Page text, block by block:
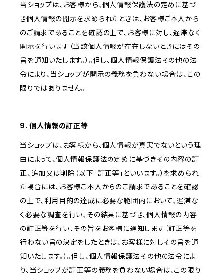
当ショップは、お客様から、個人情報保護法の定めに基づ
き個人情報の開示を求められたときは、お客様ご本人から
のご請求であることを確認の上で、お客様に対し、遅滞なく
開示を行います（当該個人情報が存在しないときにはその
旨を通知いたします。）。但し、個人情報保護法その他の法
令により、当ショップが開示の義務を負わない場合は、この
限りではありません。
9. 個人情報の訂正等
当ショップは、お客様から、個人情報が真実でないという理
由によって、個人情報保護法の定めに基づきその内容の訂
正、追加又は削除（以下「訂正等」といいます。）を求められ
た場合には、お客様ご本人からのご請求であることを確認
の上で、利用目的の達成に必要な範囲内において、遅滞な
く必要な調査を行い、その結果に基づき、個人情報の内容
の訂正等を行い、その旨をお客様に通知します（訂正等を
行わない旨の決定をしたときは、お客様に対しその旨を通
知いたします。）。但し、個人情報保護法その他の法令によ
り、当ショップが訂正等の義務を負わない場合は、この限り